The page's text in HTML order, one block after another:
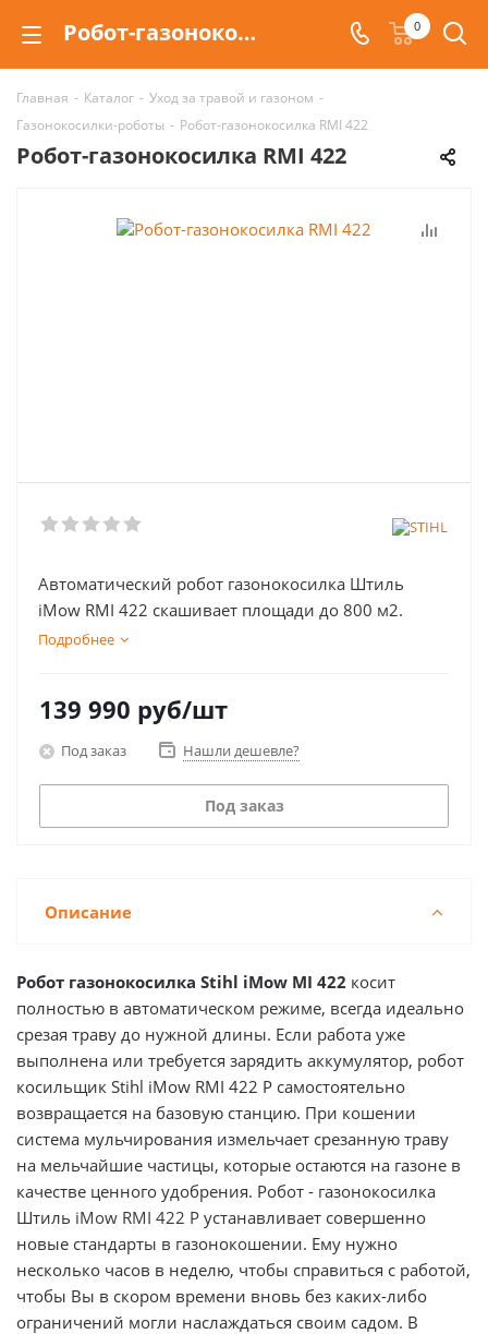
Робот-газонокосилка RMI 422 для средних газонов 0
Главная - Каталог - Уход за травой и газоном -
Газонокосилки-роботы - Робот-газонокосилка RMI 422
Робот-газонокосилка RMI 422
Автоматический робот газонокосилка Штиль
iMow RMI 422 скашивает площади до 800 м2.
Подробнее
139 990 руб/шт
Под заказ Нашли дешевле?
Под заказ
Описание
Робот газонокосилка Stihl iMow MI 422 косит
полностью в автоматическом режиме, всегда идеально
срезая траву до нужной длины. Если работа уже
выполнена или требуется зарядить аккумулятор, робот
косильщик Stihl iMow RMI 422 P самостоятельно
возвращается на базовую станцию. При кошении
система мульчирования измельчает срезанную траву
на мельчайшие частицы, которые остаются на газоне в
качестве ценного удобрения. Робот - газонокосилка
Штиль iMow RMI 422 P устанавливает совершенно
новые стандарты в газонокошении. Ему нужно
несколько часов в неделю, чтобы справиться с работой,
чтобы Вы в скором времени вновь без каких-либо
ограничений могли наслаждаться своим садом. В